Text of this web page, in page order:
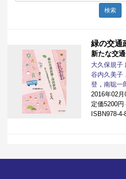
検索
緑の交通
新たな交
大久保規子
谷内久美子
登 ， 南聡一
2016年02
定価5200円
ISBN978-